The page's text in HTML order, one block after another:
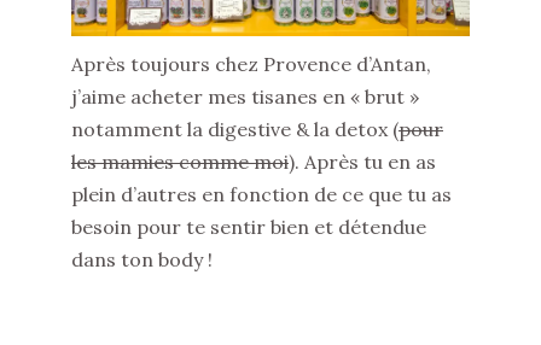
Après toujours chez Provence d’Antan,
j’aime acheter mes tisanes en « brut »
notamment la digestive & la detox (pour
les mamies comme moi). Après tu en as
plein d’autres en fonction de ce que tu as
besoin pour te sentir bien et détendue
dans ton body !